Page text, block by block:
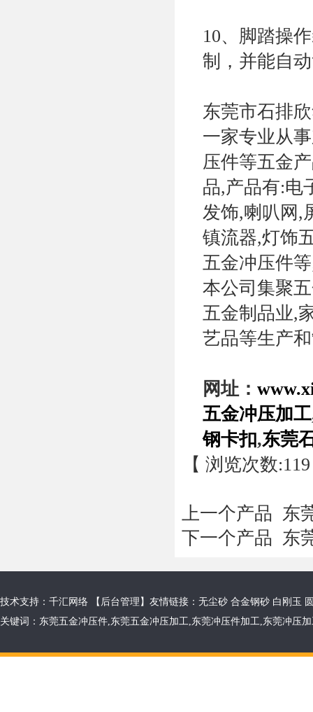
10、脚踏操
制，并能自
东莞市石排
一家专业从
压件等五金
品,产品有:电
发饰,喇叭网,
镇流器,灯饰
五金冲压件
本公司集聚
五金制品业,
艺品等生产
网址：
五金冲压加工
钢卡扣,东莞
【 浏览次数:
上一个产品 东
下一个产品 东
技术支持：千汇网络 【 后台管理 】友情链接： 无尘砂 合金钢砂 白刚玉
关键词： 东莞五金冲压件,东莞五金冲压加工,东莞冲压件加工,东莞冲压